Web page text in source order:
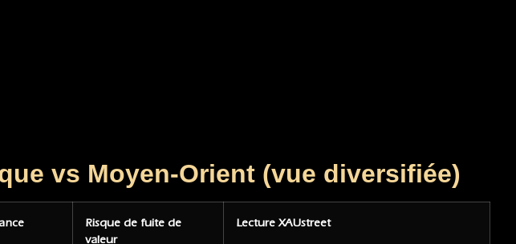
vs Moyen-Orient (vue diversifiée)
Risque de fuite de
valeur
Lecture XAUstreet